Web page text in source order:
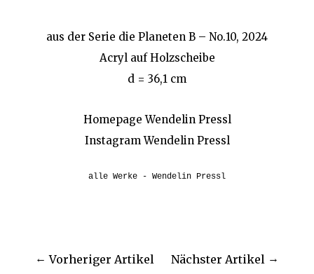
aus der Serie die Planeten B – No.10, 2024
Acryl auf Holzscheibe
d = 36,1 cm
Homepage Wendelin Pressl
Instagram Wendelin Pressl
alle Werke - Wendelin Pressl
Vorheriger Artikel Nächster Artikel